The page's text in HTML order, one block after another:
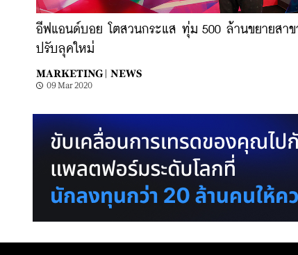
อีฟแอนด์บอย โตสวนกระแส ทุ่ม 500 ล้านขยายสาข
ปรับลุคใหม่
MARKETING | NEWS
09 Mar 2020